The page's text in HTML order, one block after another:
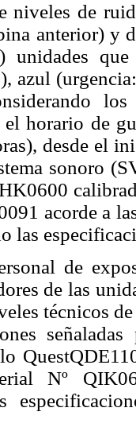
niveles de
anterior) y
unidades
azul
el horario de
desde el
sonoro
acorde a
las
de
de las
técnicos
Nº